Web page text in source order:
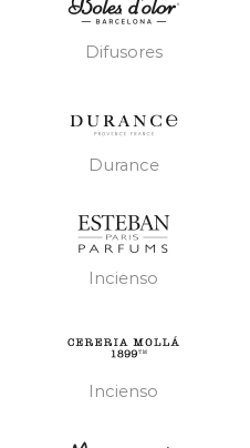
Difusores
Durance
Incienso
Incienso